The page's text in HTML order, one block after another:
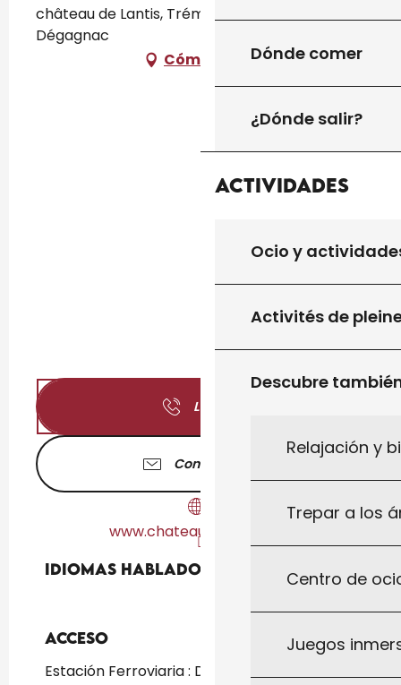
Dónde comer
¿Dónde salir?
Actividades
Ocio y
Activités de
Descubre
Relajación y
Trepar a los
Centro de
Juegos
château de Lantis, Trémolède, 46340
Dégagnac
Cómo llegar
Llamar
Contáctenos
www.chateau-de-lantis.fr
Idiomas hablados
Idiomas hablados
Acceso
Acceso
Estación Ferroviaria : Degagnac a 4km